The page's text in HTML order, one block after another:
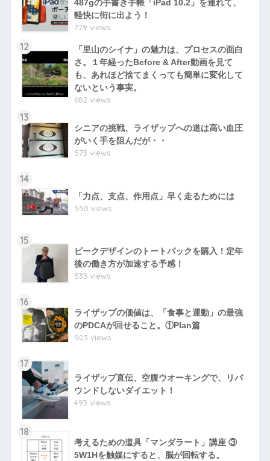
487gの手書き手帳「iPad 10.2」を連れて、
軽快に街に出よう！
779 views
12
「里山のシイナ」の魅力は、プロセスの面白
さ。１年経ったBefore & After動画を見て
も、あれほど捨てまくっても簡単に変化して
ないという事実。
682 views
13
シニアの挑戦、ライザップへの道は高い血圧
がいく手を阻んだが・・
573 views
14
「力点、支点、作用点」早く走るためには
550 views
15
ピークデザインのトートパックを購入！定年
後の働き方が加速する予感！
533 views
16
ライザップの価値は、「食事と運動」の最強
のPDCAが回せること。①Plan篇
503 views
17
ライザップ直伝、空腹ウオーキングで、リバ
ウンドしないダイエット！
493 views
18
考えるための道具「マンダラート」講座 ③
5W1Hを触媒にすると、脳が回転する。